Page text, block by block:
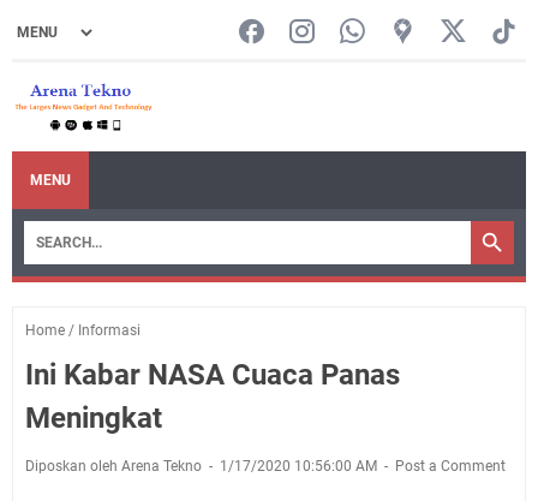
MENU
Home / Informasi
Ini Kabar NASA Cuaca Panas
Meningkat
Diposkan oleh Arena Tekno 1/17/2020 10:56:00 AM Post a Comment